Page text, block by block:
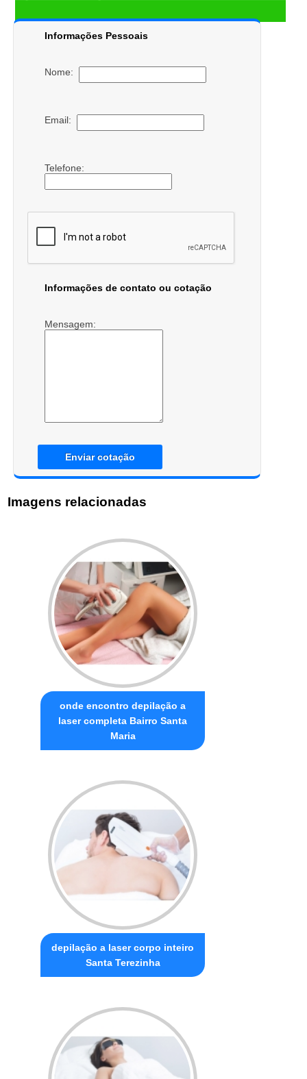
Informações Pessoais
Nome:
Email:
Telefone:
Informações de contato ou cotação
Mensagem:
Enviar cotação
Imagens relacionadas
onde encontro depilação a
laser completa Bairro Santa
Maria
depilação a laser corpo inteiro
Santa Terezinha